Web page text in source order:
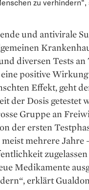
zu
und antivirale
diversen Tests
positive
Effekt, geht
der Dosis ge­testet
Gruppe an
der ersten
mehrere Jahre
Medikamente
erklärt